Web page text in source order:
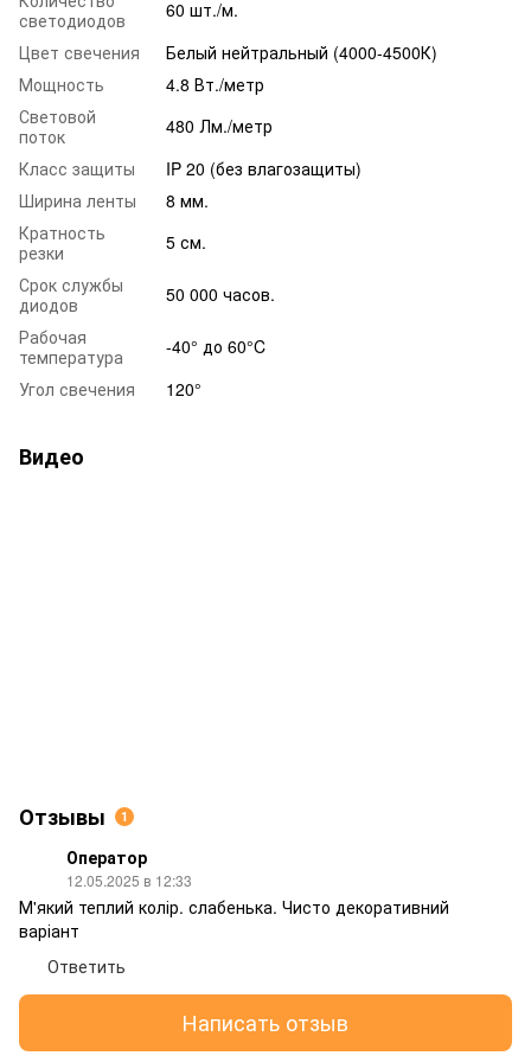
светодиодов
60 шт./м.
Цвет свечения
Белый нейтральный (4000-4500К)
Мощность
4.8 Вт./метр
Световой
поток
480 Лм./метр
Класс защиты
IP 20 (без влагозащиты)
Ширина ленты
8 мм.
Кратность
резки
5 см.
Срок службы
диодов
50 000 часов.
Рабочая
температура
-40° до 60°C
Угол свечения
120°
Видео
Отзывы 1
Оператор
12.05.2025 в 12:33
М'який теплий колір. слабенька. Чисто декоративний
варіант
Ответить
Написать отзыв